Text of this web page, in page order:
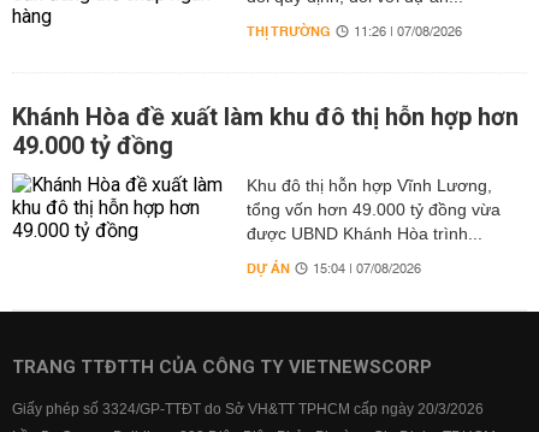
THỊ TRƯỜNG 11:26 | 07/08/2026
Khánh Hòa đề xuất làm khu đô thị hỗn hợp hơn
49.000 tỷ đồng
Khu đô thị hỗn hợp Vĩnh Lương,
tổng vốn hơn 49.000 tỷ đồng vừa
được UBND Khánh Hòa trình...
DỰ ÁN 15:04 | 07/08/2026
TRANG TTĐTTH CỦA CÔNG TY VIETNEWSCORP
Giấy phép số 3324/GP-TTĐT do Sở VH&TT TPHCM cấp ngày 20/3/2026